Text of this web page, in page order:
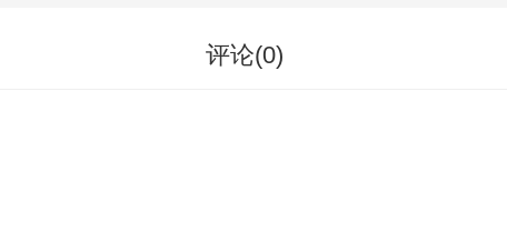
评论(0)